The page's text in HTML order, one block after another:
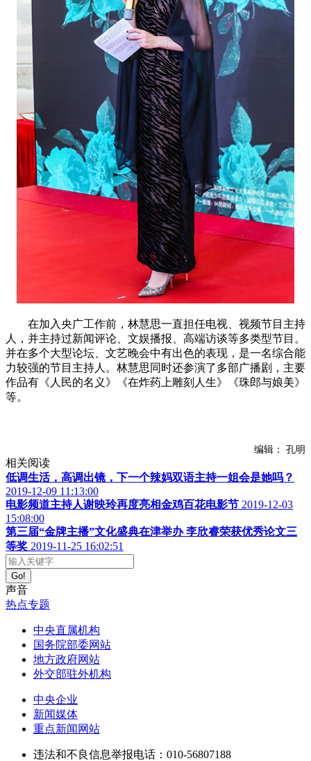
在加入央广工作前，林慧思一直担任电视、视频节目主持
人，并主持过新闻评论、文娱播报、高端访谈等多类型节目。
并在多个大型论坛、文艺晚会中有出色的表现，是一名综合能
力较强的节目主持人。林慧思同时还参演了多部广播剧，主要
作品有《人民的名义》《在炸药上雕刻人生》《珠郎与娘美》
等。
编辑： 孔明
相关阅读
低调生活，高调出镜，下一个辣妈双语主持一姐会是她吗？
2019-12-09 11:13:00
电影频道主持人谢映玲再度亮相金鸡百花电影节 2019-12-03
15:08:00
第三届“金牌主播”文化盛典在津举办 李欣睿荣获优秀论文三
等奖 2019-11-25 16:02:51
Go!
声音
热点专题
中央直属机构
国务院部委网站
地方政府网站
外交部驻外机构
中央企业
新闻媒体
重点新闻网站
违法和不良信息举报电话：010-56807188